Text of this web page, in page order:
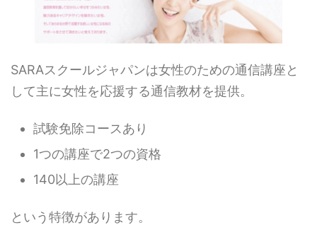
SARAスクールジャパンは女性のための通信講座と
して主に女性を応援する通信教材を提供。
試験免除コースあり
1つの講座で2つの資格
140以上の講座
という特徴があります。